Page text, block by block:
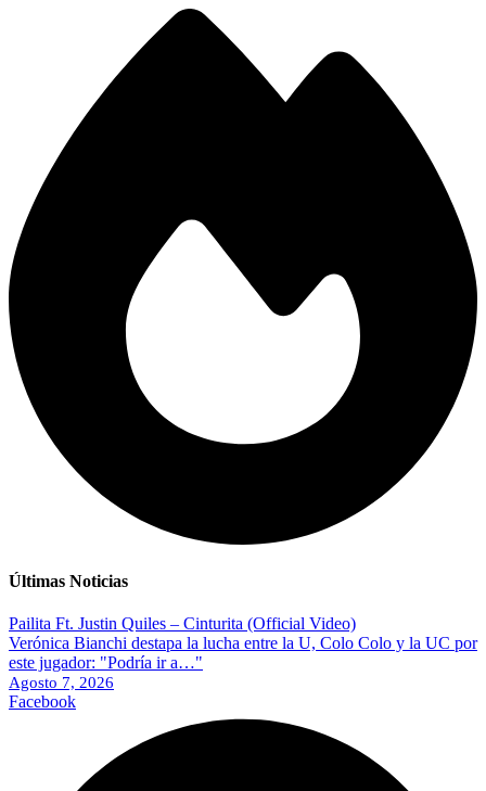
Últimas Noticias
Pailita Ft. Justin Quiles – Cinturita (Official Video)
Verónica Bianchi destapa la lucha entre la U, Colo Colo y la UC por
este jugador: "Podría ir a…"
Agosto 7, 2026
Facebook